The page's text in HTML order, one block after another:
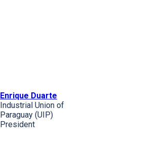
Enrique Duarte
Industrial Union of
Paraguay (UIP)
President